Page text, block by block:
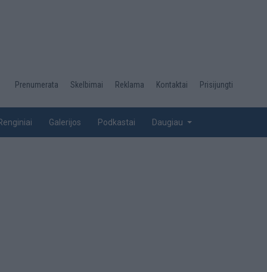
Desktop
top
Prenumerata Skelbimai Reklama Kontaktai Prisijungti
Galerijos Podkastai Daugiau